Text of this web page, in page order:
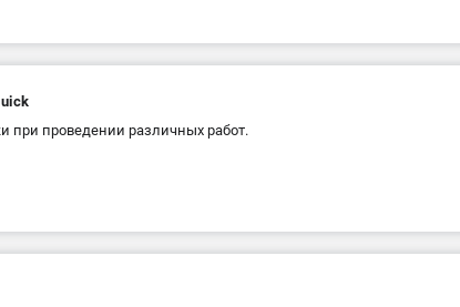
при проведении различных работ.